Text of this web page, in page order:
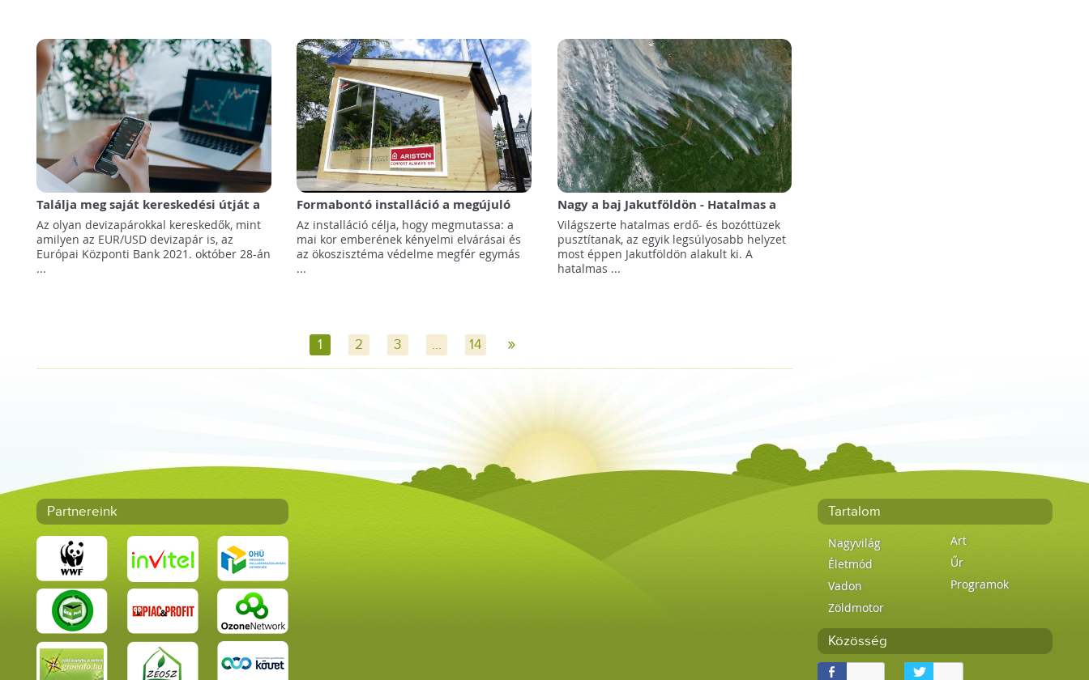
Találja meg saját kereskedési útját a
Forex segítségével
Az olyan devizapárokkal kereskedők, mint
amilyen az EUR/USD devizapár is, az
Európai Központi Bank 2021. október 28-án
...
Formabontó installáció a megújuló
energiák népszerűsítésére
Az installáció célja, hogy megmutassa: a
mai kor emberének kényelmi elvárásai és
az ökoszisztéma védelme megfér egymás
...
Nagy a baj Jakutföldön - Hatalmas a
szmog az erdőtüzek miatt
Világszerte hatalmas erdő- és bozóttüzek
pusztítanak, az egyik legsúlyosabb helyzet
most éppen Jakutföldön alakult ki. A
hatalmas ...
1 2 3 ... 14 »
Partnereink Tartalom
Nagyvilág
Életmód
Vadon
Zöldmotor
Art
Űr
Programok
Közösség